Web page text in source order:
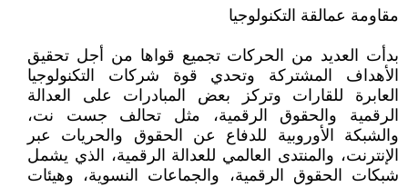
مقاومة عمالقة التكنولوجيا
بدأت العديد من الحركات تجميع قواها من أجل تحقيق
الأهداف المشتركة وتحدي قوة شركات التكنولوجيا
العابرة للقارات وتركز بعض المبادرات على العدالة
الرقمية والحقوق الرقمية، مثل تحالف جست نت،
والشبكة الأوروبية للدفاع عن الحقوق والحريات عبر
الإنترنت، والمنتدى العالمي للعدالة الرقمية، الذي يشمل
شبكات الحقوق الرقمية، والجماعات النسوية، وهيئات